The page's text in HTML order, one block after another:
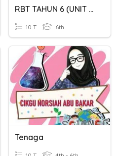
RBT TAHUN 6 (UNIT 2 : TEKNOLOGI PERTANIAN)
10 T 6th
Tenaga